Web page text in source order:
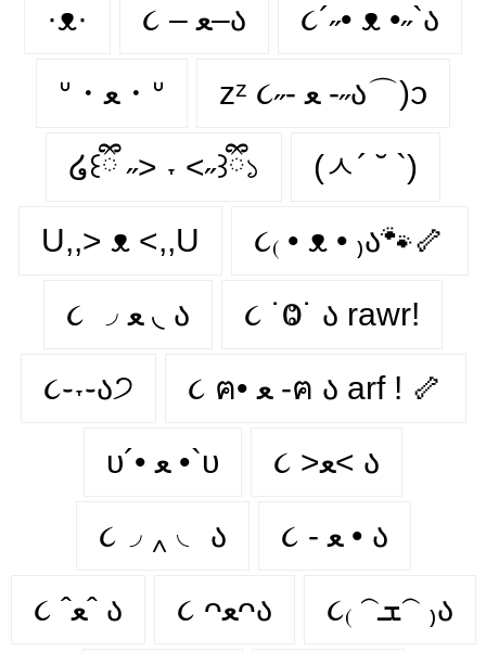
·ᴥ· ૮ – ﻌ–ა ૮´˶• ᴥ •˶`ა
ᐡ・ﻌ・ᐡ zᶻ ૮˶- ﻌ -˶ა⌒)ᦱ
໒꒰ྀི ˶> ˕ <˶꒱ྀི১ (ㅅ´ ˘ `)
U,,> ᴥ <,,U ૮₍ • ᴥ • ₎ა🐾🦴
૮ ◞ ﻌ ◟ ა ૮ ˙Ⱉ˙ ა rawr!
૮֊˕֊ა੭ ૮ ฅ• ﻌ -ฅ ა arf ! 🦴
υ´• ﻌ •`υ ૮ >ﻌ< ა
૮◞ ‸ ◟ ა ૮ - ﻌ • ა⁩
૮ ˆﻌˆ ა ૮ ᴖﻌᴖა ૮₍ 𝁽ܫ𝁽 ₎ა